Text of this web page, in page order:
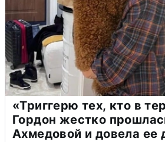
«Триггерю тех, кто в
Гордон жестко
Ахмедовой и довела ее